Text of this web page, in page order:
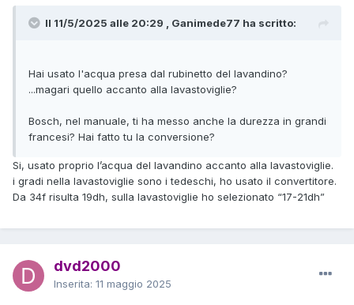
Il 11/5/2025 alle 20:29 , Ganimede77 ha scritto:
Hai usato l'acqua presa dal rubinetto del lavandino?
...magari quello accanto alla lavastoviglie?
Bosch, nel manuale, ti ha messo anche la durezza in grandi
francesi? Hai fatto tu la conversione?
Si, usato proprio l’acqua del lavandino accanto alla lavastoviglie.
i gradi nella lavastoviglie sono i tedeschi, ho usato il convertitore.
Da 34f risulta 19dh, sulla lavastoviglie ho selezionato “17-21dh”
dvd2000
Inserita: 11 maggio 2025